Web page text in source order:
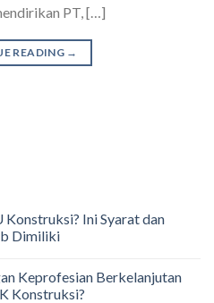
PT, […]
READING →
Ini Syarat dan
Dimiliki
Keprofesian Berkelanjutan
Konstruksi?